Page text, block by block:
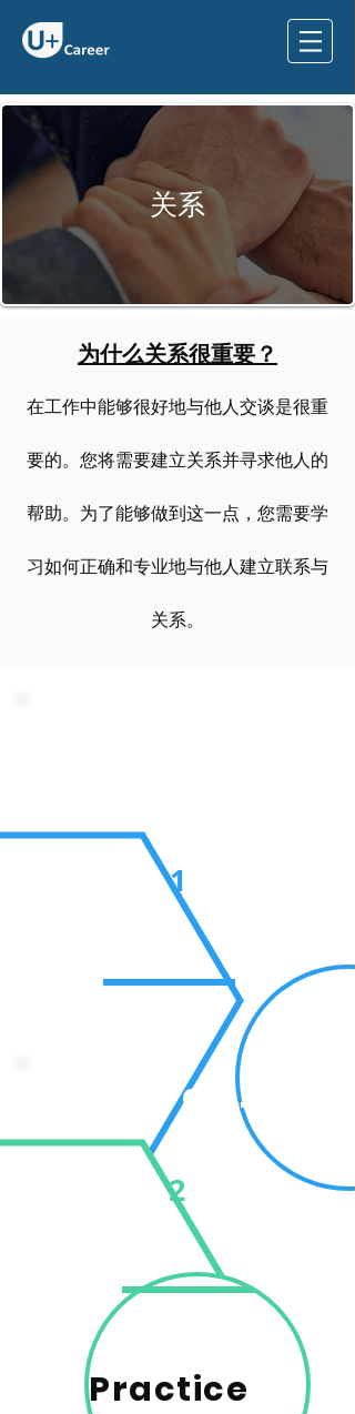
​关系
为什么关系很重要？
在工作中能够很好地与他人交谈是很重
要的。您将需要建立关系并寻求他人的
帮助。为了能够做到这一点，您需要学
习如何正确和专业地与他人建立联系与
关系。
1
Ask questions
2
Practice